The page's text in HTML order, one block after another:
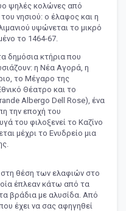
ψηλές κολώνες από
νησιού: ο έλαφος και η
υψώνεται το μικρό
το 1464-67.
δημόσια κτήρια που
η Νέα Αγορά, η
το Μέγαρο της
Θέατρο και το
Albergo Dell Rose), ένα
την εποχή του
του φιλοξενεί το Καζίνο
μέχρι το Ενυδρείο μια
θέση των ελαφιών στο
έπλεαν κάτω από τα
βράδια με αλυσίδα. Από
έχει να σας αφηγηθεί